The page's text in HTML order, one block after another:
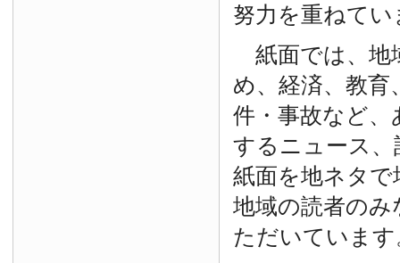
努力を重ねてい
紙面では、地
め、経済、教育
件・事故など
するニュース
紙面を地ネタ
地域の読者の
ただいています